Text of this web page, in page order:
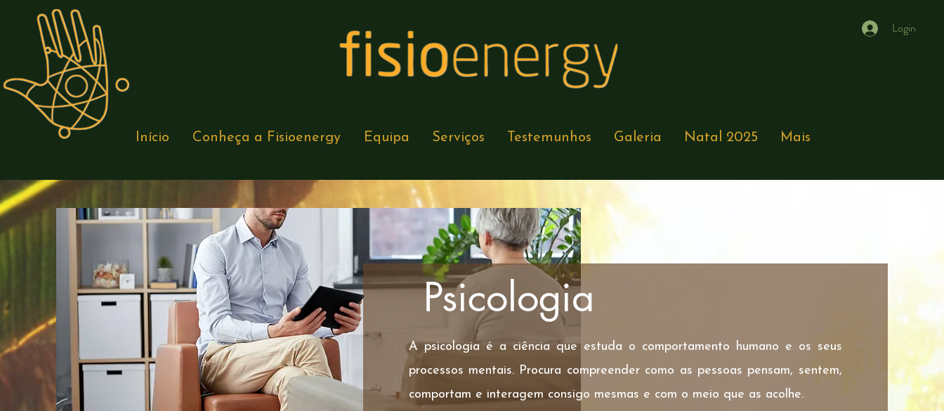
Login
Início Conheça a Fisioenergy Equipa Serviços Testemunhos Galeria Natal 2025 Mais
Psicologia
A psicologia é a ciência que estuda o comportamento humano e os seus
processos mentais. Procura compreender como as pessoas pensam, sentem,
comportam e interagem consigo mesmas e com o meio que as acolhe.